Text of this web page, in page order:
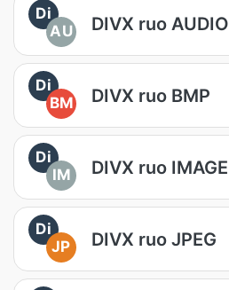
Di
AU
DIVX ruo AUDIO
Di
BM
DIVX ruo BMP
Di
IM
DIVX ruo IMAGE
Di
JP
DIVX ruo JPEG